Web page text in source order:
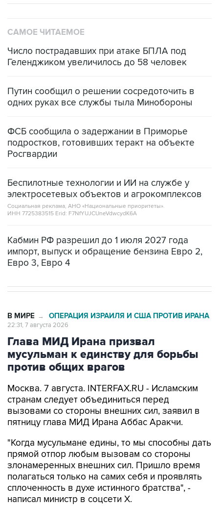
САМОЕ ЧИТАЕМОЕ
Число пострадавших при атаке БПЛА под
Геленджиком увеличилось до 58 человек
Путин сообщил о решении сосредоточить в
одних руках все службы тыла Минобороны
ФСБ сообщила о задержании в Приморье
подростков, готовивших теракт на объекте
Росгвардии
Беспилотные технологии и ИИ на службе у
электросетевых объектов и агрокомплексов
Социальная реклама, АНО «Национальные приоритеты».
ИНН 7725383515 Erid: F7NfYUJCUneVdwcydK6A
Кабмин РФ разрешил до 1 июля 2027 года
импорт, выпуск и обращение бензина Евро 2,
Евро 3, Евро 4
В МИРЕ → ОПЕРАЦИЯ ИЗРАИЛЯ И США ПРОТИВ ИРАНА
22:31, 7 августа 2026
Глава МИД Ирана призвал
мусульман к единству для борьбы
против общих врагов
Москва. 7 августа. INTERFAX.RU - Исламским
странам следует объединиться перед
вызовами со стороны внешних сил, заявил в
пятницу глава МИД Ирана Аббас Аракчи.
"Когда мусульмане едины, то мы способны дать
прямой отпор любым вызовам со стороны
злонамеренных внешних сил. Пришло время
полагаться только на самих себя и проявлять
сплоченность в духе истинного братства", -
написал министр в соцсети Х.